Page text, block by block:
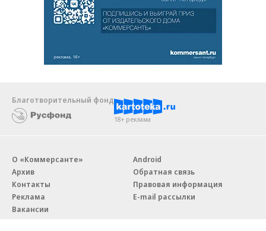
Благотворительный фонд
18+ реклама
О «Коммерсанте»
Архив
Контакты
Реклама
Вакансии
Android
Обратная связь
Правовая информация
E-mail рассылки